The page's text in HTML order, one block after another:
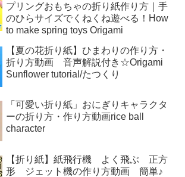
プリングおもちゃの折り紙作り方｜手
のひらサイズでくねくね遊べる！How
to make spring toys Origami
【夏の花折り紙】ひまわりの作り方・
折り方動画 音声解説付き☆Origami
Sunflower tutorial/たつくり
「可愛い折り紙」おにぎりキャラクタ
ーの折り方・作り方動画rice ball
character
【折り紙】紙飛行機 よく飛ぶ 正方
形 ジェット機の作り方動画 簡単♪